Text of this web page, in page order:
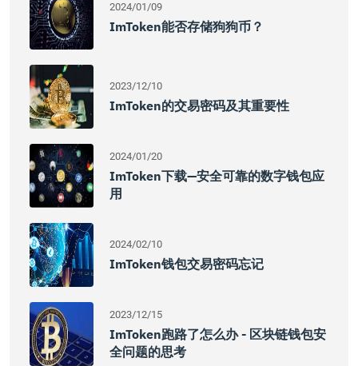
2024/01/09
ImToken能否存储狗狗币？
2023/12/10
ImToken的交易密码及其重要性
2024/01/20
ImToken下载—安全可靠的数字钱包应
用
2024/02/10
ImToken钱包交易密码忘记
2023/12/15
ImToken跑路了怎么办 - 区块链钱包安
全问题的思考